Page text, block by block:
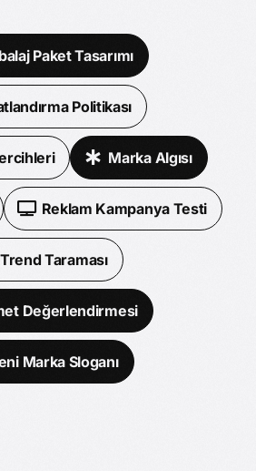
Paket Tasarımı
Politikası
Marka Algısı
Reklam Kampanya Testi
Trend Taraması
Değerlendirmesi
Marka Sloganı